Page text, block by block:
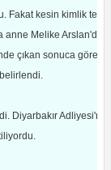
Fakat kesin kimlik
anne Melike
çıkan sonuca göre
Diyarbakır Adliyesi'ne